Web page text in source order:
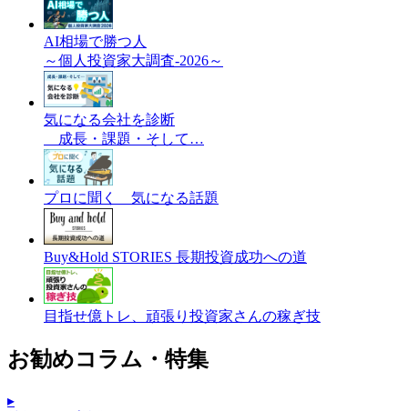
AI相場で勝つ人
～個人投資家大調査-2026～
気になる会社を診断
成長・課題・そして…
プロに聞く 気になる話題
Buy&Hold STORIES 長期投資成功への道
目指せ億トレ、頑張り投資家さんの稼ぎ技
お勧めコラム・特集
▸